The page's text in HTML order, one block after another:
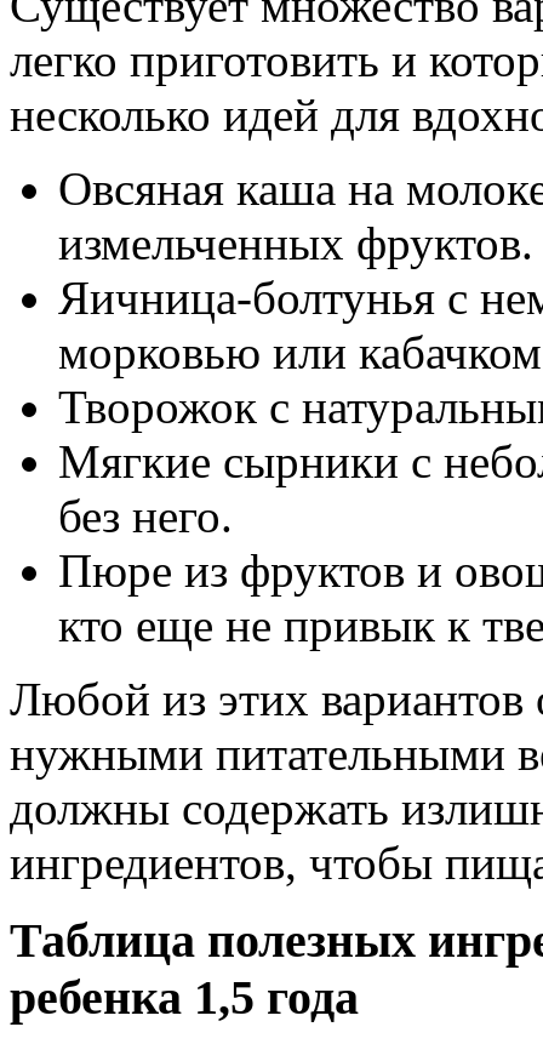
легко приготовить и
несколько идей для
Овсяная каша на
измельченных фруктов.
Яичница-болтунья с
морковью или
Творожок с
Мягкие сырники с
без него.
Пюре из фруктов и
кто еще не привык к
Любой из этих вариантов
нужными питательными
должны содержать
ингредиентов, чтобы
Таблица полезных
ребенка 1,5 года